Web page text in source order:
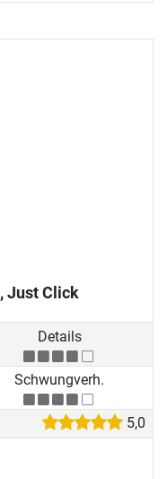
Just Click
Details
Schwungverh.
5,0